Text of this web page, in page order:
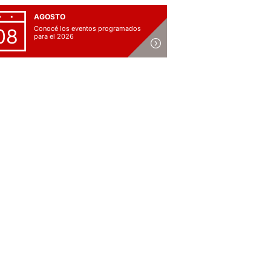
AGOSTO
Conocé los eventos programados
para el 2026